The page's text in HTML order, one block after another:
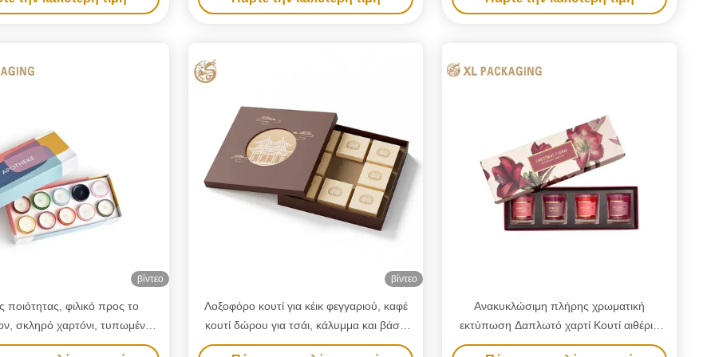
βίντεο
ποιότητας, φιλικό προς το
σκληρό χαρτόνι, τυπωμένο
κουτί βάσης, συσκευασία
βίντεο
Λοξοφόρο κουτί για κέικ φεγγαριού, καφέ
κουτί δώρου για τσάι, κάλυμμα και βάση
για μπισκότα, καραμέλες, χαρτί δώρο,
Ανακυκλώσιμη πλήρης χρωματική
εκτύπωση Δαπλωτό χαρτί Κουτί αιθέρια
λάδια κερί Κουτί δώρο Κουτί χαρτονιού